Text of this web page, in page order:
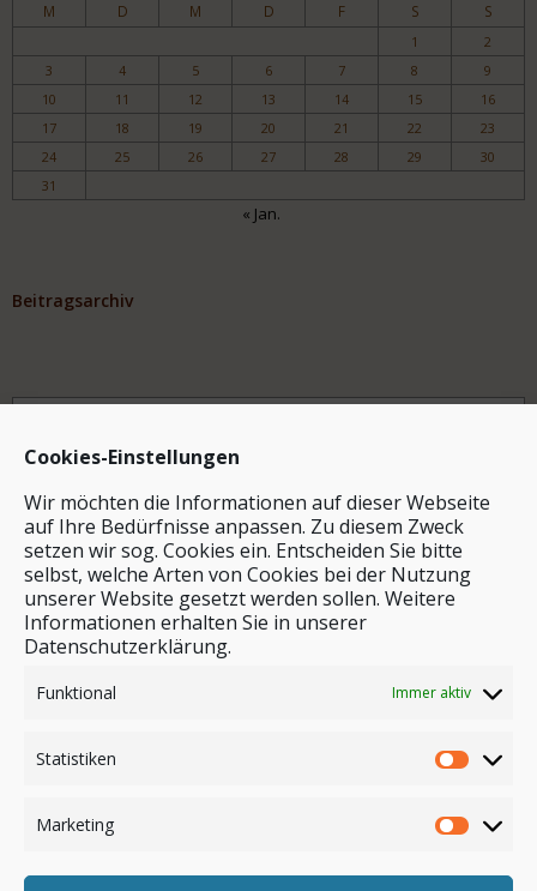
Cookies-Einstellungen
Wir möchten die Informationen auf dieser Webseite
auf Ihre Bedürfnisse anpassen. Zu diesem Zweck
setzen wir sog. Cookies ein. Entscheiden Sie bitte
selbst, welche Arten von Cookies bei der Nutzung
unserer Website gesetzt werden sollen. Weitere
Informationen erhalten Sie in unserer
Datenschutzerklärung.
Funktional Immer aktiv
Statistiken
Marketing
M D M D F S S
1
2
3
4 5 6 7 8
9
10
11 12 13 14 15
16
17
18 19 20 21 22
23
24
25 26 27 28 29
30
31
« Jan.
Beitragsarchiv
Archiv
Stichwortsuche